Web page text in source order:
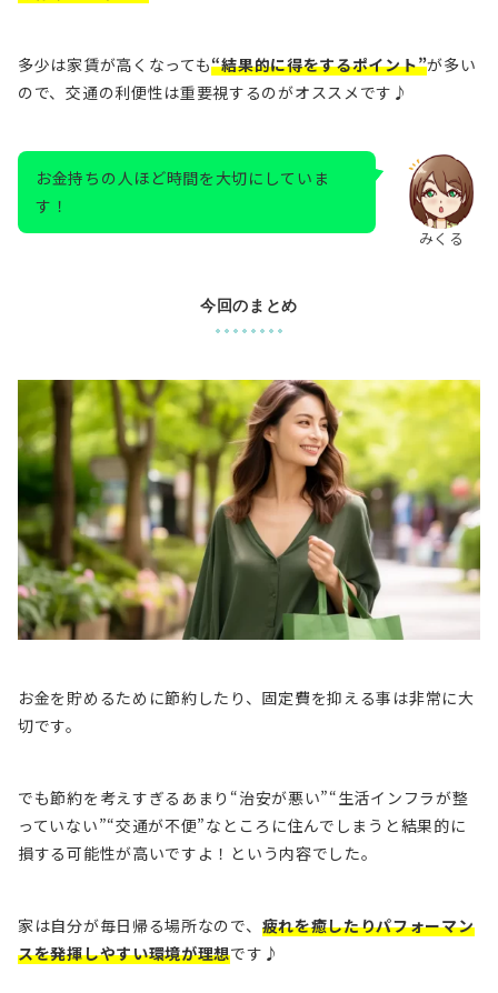
多少は家賃が高くなっても“結果的に得をするポイント”が多い
ので、交通の利便性は重要視するのがオススメです♪
みくる
お金持ちの人ほど時間を大切にしていま
す！
今回のまとめ
お金を貯めるために節約したり、固定費を抑える事は非常に大
切です。
でも節約を考えすぎるあまり “治安が悪い”“生活インフラが整
っていない”“交通が不便”なところに住んでしまうと結果的に
損する可能性が高いですよ！ という内容でした。
家は自分が毎日帰る場所なので、 疲れを癒したりパフォーマン
スを発揮しやすい環境が理想です♪